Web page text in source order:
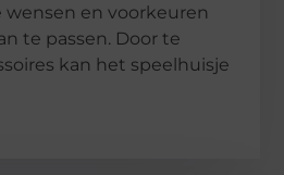
wensen en voorkeuren
te passen. Door te
kan het speelhuisje